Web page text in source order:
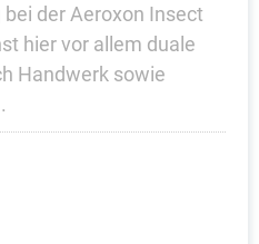
der Aeroxon Insect
hier vor allem duale
Handwerk sowie